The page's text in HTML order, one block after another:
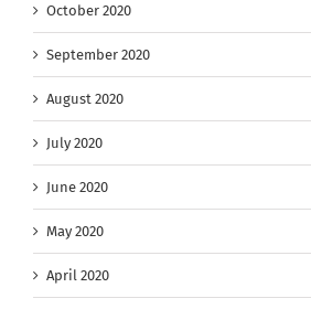
October 2020
September 2020
August 2020
July 2020
June 2020
May 2020
April 2020